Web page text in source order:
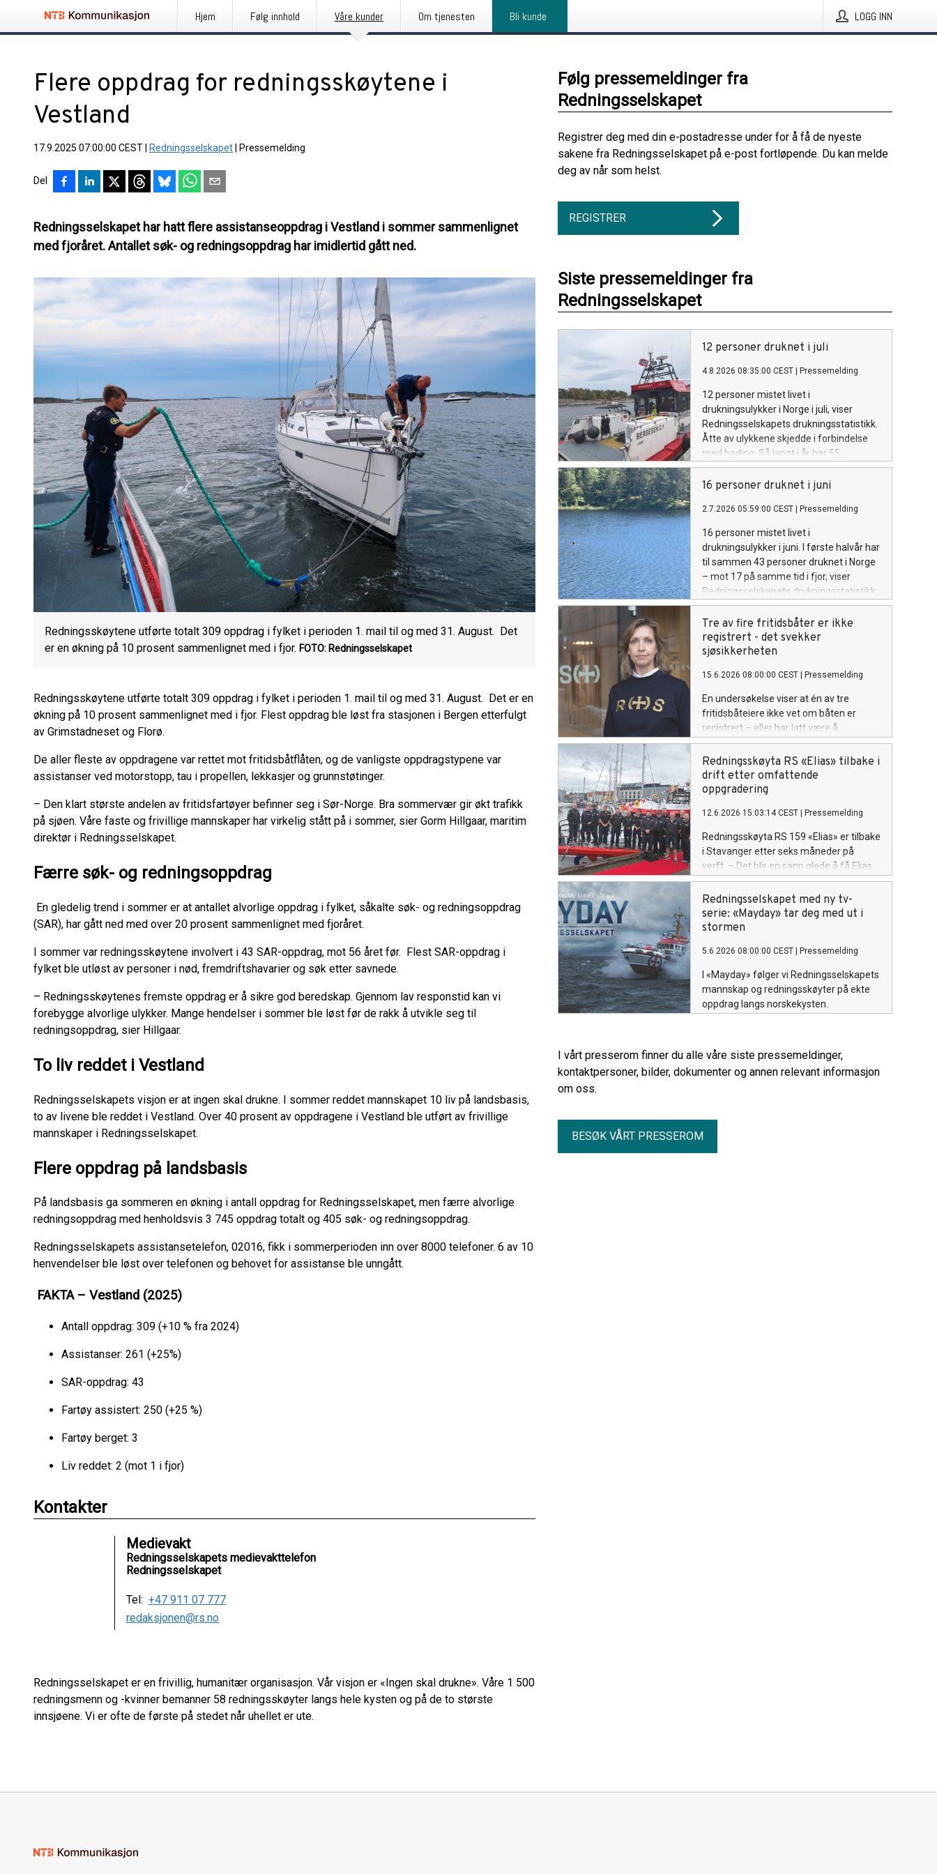
Hjem Følg innhold Våre kunder Om tjenesten Bli kunde LOGG INN
Flere oppdrag for redningsskøytene i
Vestland
17.9.2025 07:00:00 CEST Redningsselskapet Pressemelding
Del
Redningsselskapet har hatt flere assistanseoppdrag i Vestland i sommer sammenlignet
med fjoråret. Antallet søk- og redningsoppdrag har imidlertid gått ned.
Redningsskøytene utførte totalt 309 oppdrag i fylket i perioden 1. mail til og med 31. August. Det
er en økning på 10 prosent sammenlignet med i fjor. FOTO: Redningsselskapet
Redningsskøytene utførte totalt 309 oppdrag i fylket i perioden 1. mail til og med 31. August. Det er en
økning på 10 prosent sammenlignet med i fjor. Flest oppdrag ble løst fra stasjonen i Bergen etterfulgt
av Grimstadneset og Florø.
De aller fleste av oppdragene var rettet mot fritidsbåtflåten, og de vanligste oppdragstypene var
assistanser ved motorstopp, tau i propellen, lekkasjer og grunnstøtinger.
– Den klart største andelen av fritidsfartøyer befinner seg i Sør-Norge. Bra sommervær gir økt trafikk
på sjøen. Våre faste og frivillige mannskaper har virkelig stått på i sommer, sier Gorm Hillgaar, maritim
direktør i Redningsselskapet.
Færre søk- og redningsoppdrag
En gledelig trend i sommer er at antallet alvorlige oppdrag i fylket, såkalte søk- og redningsoppdrag
(SAR), har gått ned med over 20 prosent sammenlignet med fjoråret.
I sommer var redningsskøytene involvert i 43 SAR-oppdrag, mot 56 året før. Flest SAR-oppdrag i
fylket ble utløst av personer i nød, fremdriftshavarier og søk etter savnede.
– Redningsskøytenes fremste oppdrag er å sikre god beredskap. Gjennom lav responstid kan vi
forebygge alvorlige ulykker. Mange hendelser i sommer ble løst før de rakk å utvikle seg til
redningsoppdrag, sier Hillgaar.
To liv reddet i Vestland
Redningsselskapets visjon er at ingen skal drukne. I sommer reddet mannskapet 10 liv på landsbasis,
to av livene ble reddet i Vestland. Over 40 prosent av oppdragene i Vestland ble utført av frivillige
mannskaper i Redningsselskapet.
Flere oppdrag på landsbasis
På landsbasis ga sommeren en økning i antall oppdrag for Redningsselskapet, men færre alvorlige
redningsoppdrag med henholdsvis 3 745 oppdrag totalt og 405 søk- og redningsoppdrag.
Redningsselskapets assistansetelefon, 02016, fikk i sommerperioden inn over 8000 telefoner. 6 av 10
henvendelser ble løst over telefonen og behovet for assistanse ble unngått.
FAKTA – Vestland (2025)
Antall oppdrag: 309 (+10 % fra 2024)
Assistanser: 261 (+25%)
SAR-oppdrag: 43
Fartøy assistert: 250 (+25 %)
Fartøy berget: 3
Liv reddet: 2 (mot 1 i fjor)
Kontakter
Medievakt
Redningsselskapets medievakttelefon
Redningsselskapet
Tel: +47 911 07 777
redaksjonen@rs.no
Redningsselskapet er en frivillig, humanitær organisasjon. Vår visjon er «Ingen skal drukne». Våre 1 500
redningsmenn og -kvinner bemanner 58 redningsskøyter langs hele kysten og på de to største
innsjøene. Vi er ofte de første på stedet når uhellet er ute.
Følg pressemeldinger fra
Redningsselskapet
Registrer deg med din e-postadresse under for å få de nyeste
sakene fra Redningsselskapet på e-post fortløpende. Du kan melde
deg av når som helst.
REGISTRER
Siste pressemeldinger fra
Redningsselskapet
12 personer druknet i juli
4.8.2026 08:35:00 CEST Pressemelding
12 personer mistet livet i
drukningsulykker i Norge i juli, viser
Redningsselskapets drukningsstatistikk.
Åtte av ulykkene skjedde i forbindelse
med bading. Så langt i år har 55
personer druknet, noe som er seks flere
enn i hele 2025.
16 personer druknet i juni
2.7.2026 05:59:00 CEST Pressemelding
16 personer mistet livet i
drukningsulykker i juni. I første halvår har
til sammen 43 personer druknet i Norge
– mot 17 på samme tid i fjor, viser
Redningsselskapets drukningsstatistikk.
Tre av fire fritidsbåter er ikke
registrert - det svekker
sjøsikkerheten
15.6.2026 08:00:00 CEST Pressemelding
En undersøkelse viser at én av tre
fritidsbåteiere ikke vet om båten er
registrert – eller har latt være å
registrere den. I praksis er bare én av fire
fritidsbåter i Norge registrert. Det
bekymrer Redningsselskapet.
Redningsskøyta RS «Elias» tilbake i
drift etter omfattende
oppgradering
12.6.2026 15:03:14 CEST Pressemelding
Redningsskøyta RS 159 «Elias» er tilbake
i Stavanger etter seks måneder på
verft. – Det blir en sann glede å få Elias
tilbake i operativ tjeneste her i Rogaland,
sier operativ leder i RSRK Stavanger,
Bengt Olav Gåsøy.
Redningsselskapet med ny tv-
serie: «Mayday» tar deg med ut i
stormen
5.6.2026 08:00:00 CEST Pressemelding
I «Mayday» følger vi Redningsselskapets
mannskap og redningsskøyter på ekte
oppdrag langs norskekysten.
I vårt presserom finner du alle våre siste pressemeldinger,
kontaktpersoner, bilder, dokumenter og annen relevant informasjon
om oss.
BESØK VÅRT PRESSEROM